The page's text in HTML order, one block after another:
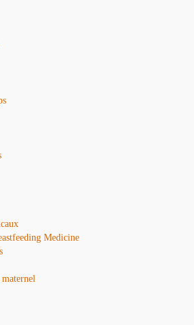
Medicine